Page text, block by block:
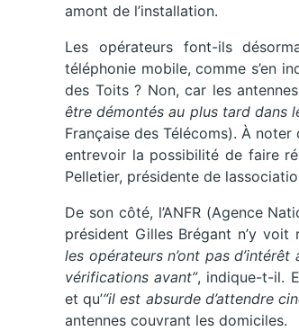
amont de l’installation.
Les opérateurs font-ils
téléphonie mobile, comme s’en
des Toits ? Non, car les
être démontés au plus tard dans
Française des Télécoms). À
entrevoir la possibilité de faire
Pelletier, présidente de
De son côté, l’ANFR (Agence
président Gilles Brégant n’y voit
les opérateurs n’ont pas
vérifications avant”, indique-t-il.
et qu’“il est absurde d’attendre
antennes couvrant les domiciles.